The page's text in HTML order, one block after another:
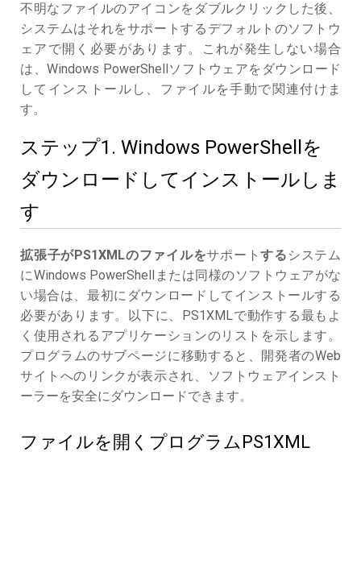
不明なファイルのアイコンをダブルクリックした後、
システムはそれをサポートするデフォルトのソフトウ
ェアで開く必要があります。これが発生しない場合
は、Windows PowerShellソフトウェアをダウンロード
してインストールし、ファイルを手動で関連付けま
す。
ステップ1. Windows PowerShellを
ダウンロードしてインストールしま
す
拡張子がPS1XMLのファイルをサポートする システム
にWindows PowerShellまたは同様のソフトウェアがな
い場合は、最初にダウンロードしてインストールする
必要があります。以下に、PS1XMLで動作する最もよ
く使用されるアプリケーションのリストを示します。
プログラムのサブページに移動すると、開発者のWeb
サイトへのリンクが表示され、ソフトウェアインスト
ーラーを安全にダウンロードできます。
ファイルを開くプログラムPS1XML